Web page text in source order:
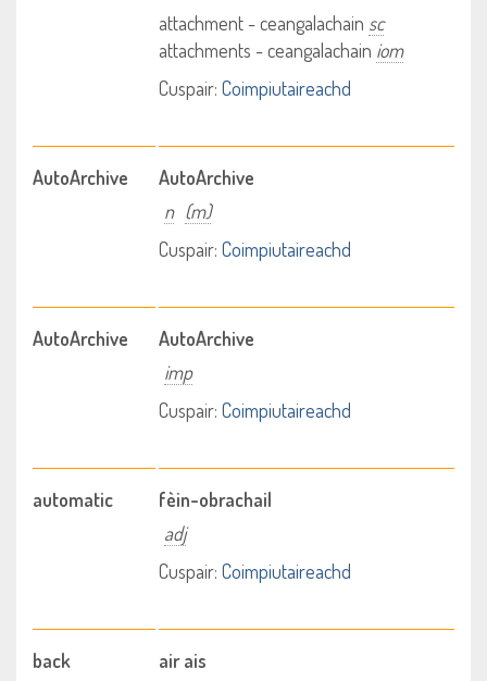
attachment - ceangalachain sc
attachments - ceangalachain iom
Cuspair: Coimpiutaireachd
AutoArchive
AutoArchive
n (m)
Cuspair: Coimpiutaireachd
AutoArchive
AutoArchive
imp
Cuspair: Coimpiutaireachd
automatic
fèin-obrachail
adj
Cuspair: Coimpiutaireachd
back
air ais